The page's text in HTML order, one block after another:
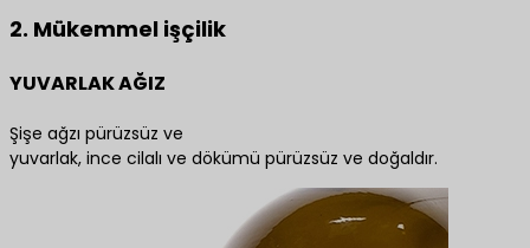
2. Mükemmel işçilik
YUVARLAK AĞIZ
Şişe ağzı pürüzsüz ve
yuvarlak, ince cilalı ve dökümü pürüzsüz ve doğaldır.